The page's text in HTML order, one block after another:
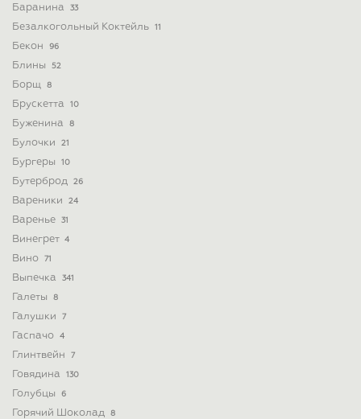
Баранина 33
Безалкогольный Коктейль 11
Бекон 96
Блины 52
Борщ 8
Брускетта 10
Буженина 8
Булочки 21
Бургеры 10
Бутерброд 26
Вареники 24
Варенье 31
Винегрет 4
Вино 71
Выпечка 341
Галеты 8
Галушки 7
Гаспачо 4
Глинтвейн 7
Говядина 130
Голубцы 6
Горячий Шоколад 8